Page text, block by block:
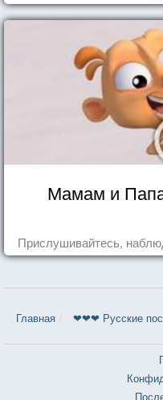
Мамам и
Прислушивайтесь,
Главная ❤❤❤ Русские